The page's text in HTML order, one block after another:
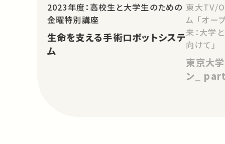
2023年度：高校生と大学生のための
金曜特別講座
生命を支える手術ロボットシステ
ム
東大TV/
ム 「オー
来：大学
向けて」
東京大
ン_